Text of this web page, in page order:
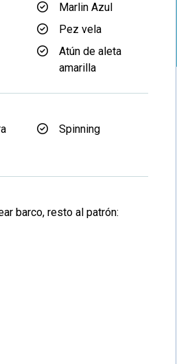
Marlin Azul
Pez vela
Atún de aleta
amarilla
Spinning
barco, resto al patrón: